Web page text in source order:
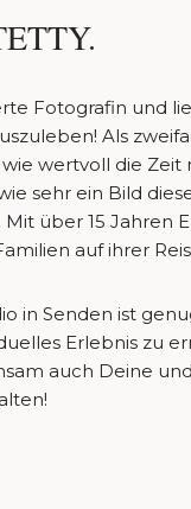
Fotografin und
Als
wertvoll die Zeit
sehr ein Bild
über 15 Jahren
auf ihrer
in Senden ist
Erlebnis zu
auch Deine